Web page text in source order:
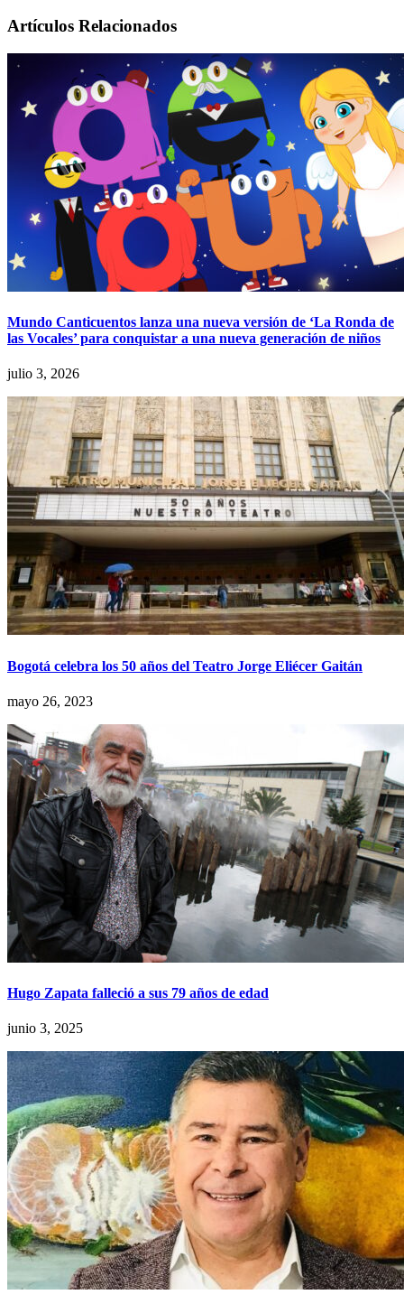
Artículos Relacionados
Mundo Canticuentos lanza una nueva versión de ‘La Ronda de
las Vocales’ para conquistar a una nueva generación de niños
julio 3, 2026
Bogotá celebra los 50 años del Teatro Jorge Eliécer Gaitán
mayo 26, 2023
Hugo Zapata falleció a sus 79 años de edad
junio 3, 2025